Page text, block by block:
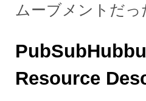
ムーブメントだ
Resource